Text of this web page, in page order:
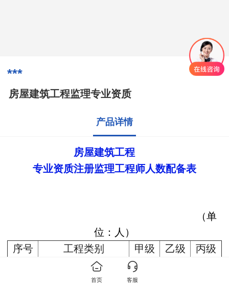
***
房屋建筑工程监理专业资质
产品详情
房屋建筑工程
专业资质注册监理工程师人数配备表
（单
位：人）
序号 工程类别 甲级 乙级
丙级
房屋建筑工程
专业工程类别和等级表
首页 客服